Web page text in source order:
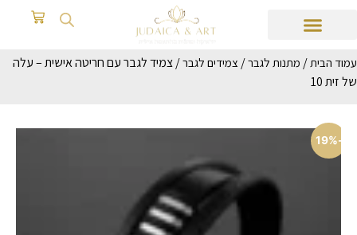
עמוד הבית/ מתנות לגבר/ צמידים לגבר/ צמיד לגבר עם חריטה אישית – עלה
של זית 10
-19%